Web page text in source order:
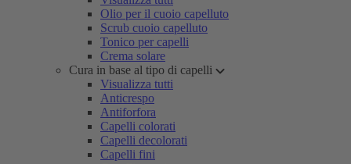
Olio per il cuoio capelluto
Scrub cuoio capelluto
Tonico per capelli
Crema solare
Cura in base al tipo di capelli
Visualizza tutti
Anticrespo
Antiforfora
Capelli colorati
Capelli decolorati
Capelli fini